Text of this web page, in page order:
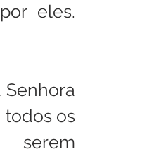
eles.
Senhora
todos os
serem